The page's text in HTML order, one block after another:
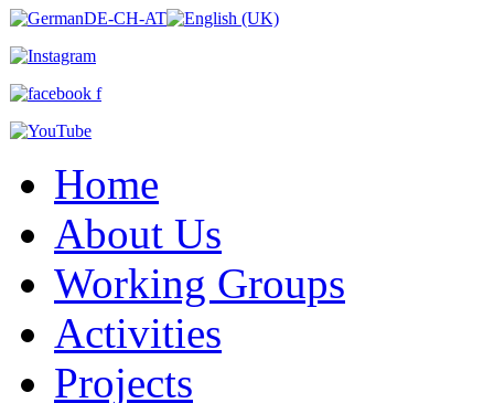
Home
About Us
Working Groups
Activities
Projects